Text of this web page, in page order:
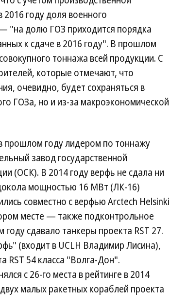
году доля военного
"на долю ГОЗ приходится порядка
к сдаче в 2016 году". В прошлом
тоннажа всей продукции. С
которые отмечают, что
очевидно, будет сохраняться в
ГОЗа, но и из-за макроэкономической
прошлом году лидером по тоннажу
завод государственной
(ОСК). В 2014 году верфь не сдала ни
мощностью 16 МВт (ЛК-16)
совместно с верфью Arctech Helsinki
месте — также подконтрольное
сдавало танкеры проекта RST 27.
(входит в UCLH Владимир Лисина),
RST 54 класса "Волга-Дон".
с 26-го места в рейтинге в 2014
малых ракетных кораблей проекта